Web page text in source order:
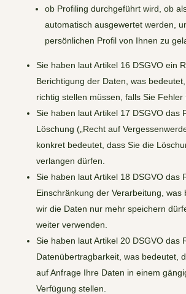
ob Profiling durchgeführt wird, ob
automatisch ausgewertet werden,
persönlichen Profil von Ihnen zu
Sie haben laut Artikel 16 DSGVO ein
Berichtigung der Daten, was
richtig stellen müssen, falls Sie Fehler
Sie haben laut Artikel 17 DSGVO das
Löschung („Recht auf
konkret bedeutet, dass Sie die
verlangen dürfen.
Sie haben laut Artikel 18 DSGVO das
Einschränkung der Verarbeitung, was
wir die Daten nur mehr speichern
weiter verwenden.
Sie haben laut Artikel 20 DSGVO das
Datenübertragbarkeit, was bedeutet,
auf Anfrage Ihre Daten in einem
Verfügung stellen.